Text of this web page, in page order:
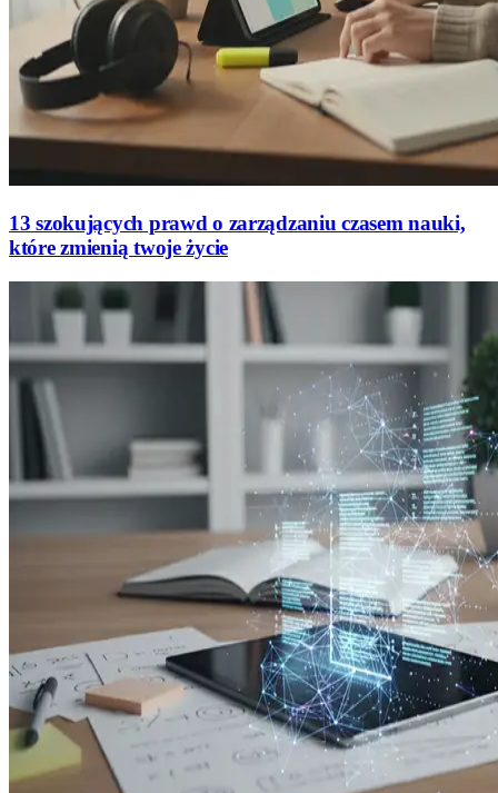
13 szokujących prawd o zarządzaniu czasem nauki,
które zmienią twoje życie